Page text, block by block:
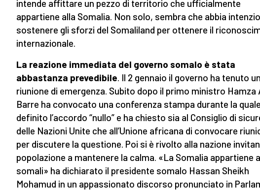
intende affittare un pezzo di territorio che ufficialmente
appartiene alla Somalia. Non solo, sembra che abbia
sostenere gli sforzi del Somaliland per ottenere il
internazionale.
La reazione immediata del governo somalo è stata
abbastanza prevedibile. Il 2 gennaio il governo ha tenuto
riunione di emergenza. Subito dopo il primo ministro Hamza
Barre ha convocato una conferenza stampa durante la
definito l’accordo “nullo” e ha chiesto sia al Consiglio di
delle Nazioni Unite che all’Unione africana di convocare
per discutere la questione. Poi si è rivolto alla nazione
popolazione a mantenere la calma. «La Somalia appartiene
somali» ha dichiarato il presidente somalo Hassan Sheikh
Mohamud in un appassionato discorso pronunciato in